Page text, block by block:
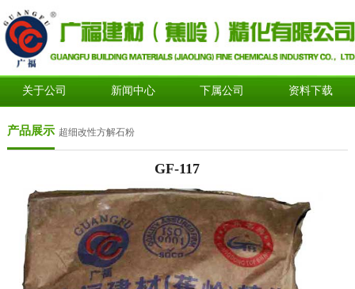
关于公司 新闻中心 下属公司 资料下载
产品展示 超细改性方解石粉
GF-117